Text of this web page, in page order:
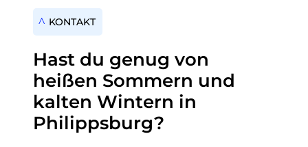
KONTAKT
Hast du genug von
heißen Sommern und
kalten Wintern in
Philippsburg?